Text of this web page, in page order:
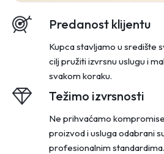
Predanost klijentu
Kupca stavljamo u središte
cilj pružiti izvrsnu uslugu i
svakom koraku.
Težimo izvrsnosti
Ne prihvaćamo
proizvod i usluga odabrani
profesionalnim standardima.